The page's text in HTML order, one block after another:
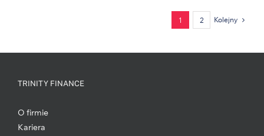
1 2 Kolejny
TRINITY FINANCE
O firmie
Kariera